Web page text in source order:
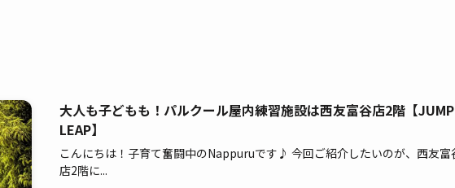
大人も子どもも！パルクール屋内練習施設は西友富谷店2階【
LEAP】
こんにちは！子育て奮闘中のNappuruです♪ 今回ご紹介したいのが、西友富
店2階に...